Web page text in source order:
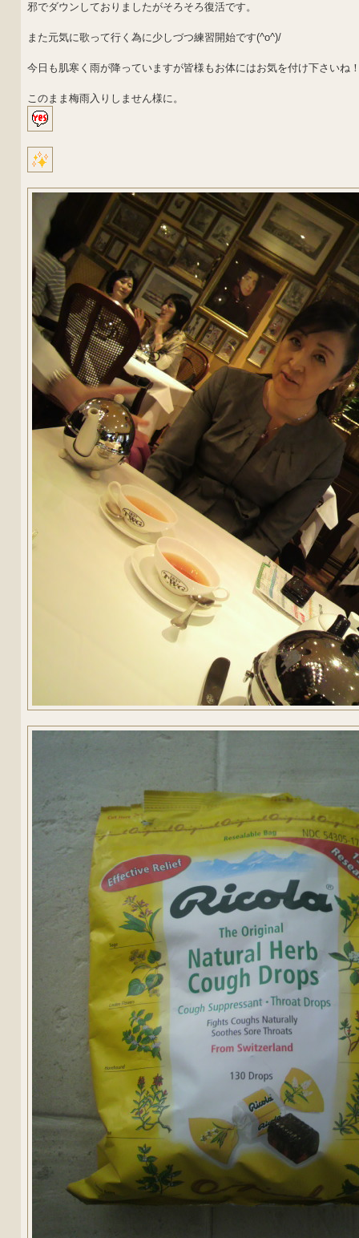
邪でダウンしておりましたがそろそろ復活です。
また元気に歌って行く為に少しづつ練習開始です(^o^)/
今日も肌寒く雨が降っていますが皆様もお体にはお気を付け下さいね
このまま梅雨入りしません様に。